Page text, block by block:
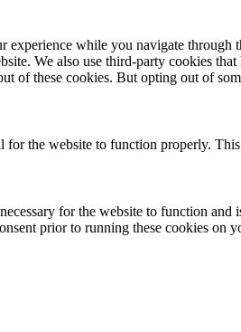
while you navigate through
We also use third-party cookies
of these cookies. But opting out of
for the website to function properly.
for the website to function and
prior to running these cookies on